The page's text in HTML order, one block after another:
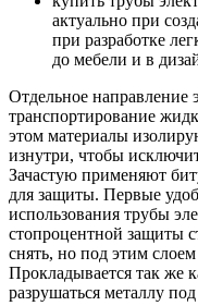
актуально при
при разработке
до мебели и в
Отдельное направление
транспортирование
этом материалы
изнутри, чтобы
Зачастую применяют
для защиты. Первые
использования трубы
стопроцентной защиты
снять, но под этим
Прокладывается так же
разрушаться металлу